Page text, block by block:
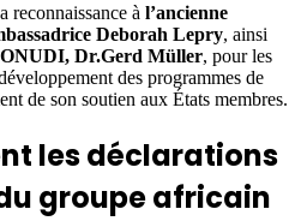
reconnaissance à l’ancienne
Deborah Lepry, ainsi
Dr.Gerd Müller, pour les
des programmes de
de son soutien aux États membres.
les déclarations
groupe africain